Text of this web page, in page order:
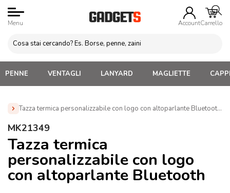
Menu AccountCarrello
PENNE VENTAGLI LANYARD MAGLIETTE
Tazza termica personalizzabile con logo con altoparlante Bluetooth
Home » Tazze e bicchieri
Bluetooth (MK21349)
MK21349
Tazza termica
personalizzabile con logo
con altoparlante Bluetooth